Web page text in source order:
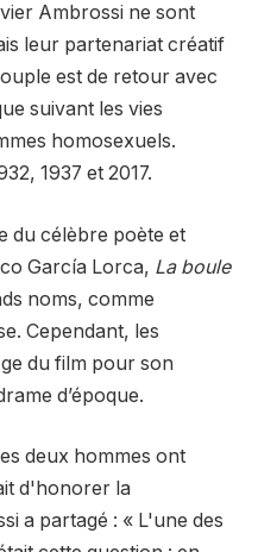
Ambrossi ne sont
leur partenariat créatif
est de retour avec
suivant les vies
homosexuels.
1937 et 2017.
du célèbre poète et
García Lorca, La boule
noms, comme
Cependant, les
du film pour son
d’époque.
deux hommes ont
d'honorer la
a partagé : « L'une des